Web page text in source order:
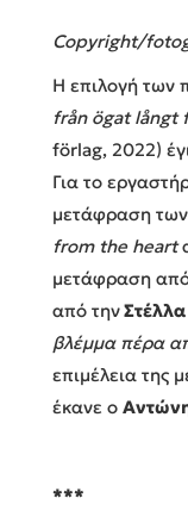
Copyright/
Η επιλογή των
från ögat långt
förlag, 2022)
Για το
μετάφραση
from the heart
μετάφραση από
από την
βλέμμα πέρα
επιμέλεια της
έκανε ο
***